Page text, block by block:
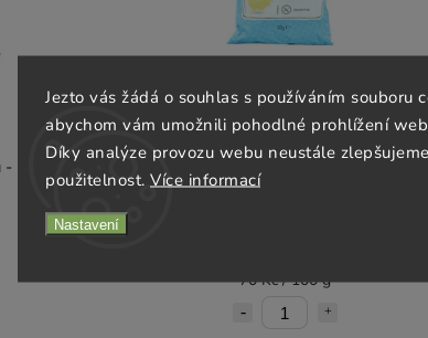
Jezto vás žádá o souhlas s používáním souboru
abychom vám umožnili pohodlné prohlížení
Díky analýze provozu webu neustále
použitelnost. Více informací
Nastavení
McLLOYD
Biosaurus sůl BIO - vegan - bez lepku -
McLLOYD´S 50g
70 Kč / 100 g